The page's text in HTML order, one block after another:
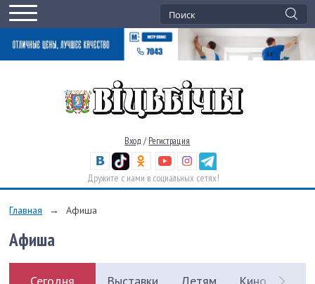
Вход / Регистрация
Дружите с нами в социальных сетях!
Главная → Афиша
Афиша